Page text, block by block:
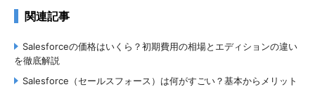
株式会社Mer (メル)
5.0
関連記事
Salesforceの価格はいくら？初期費用の相場とエディションの違い
を徹底解説
Salesforce（セールスフォース）は何がすごい？基本からメリット